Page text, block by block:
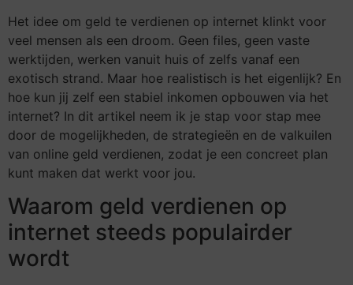
Het idee om geld te verdienen op internet klinkt voor
veel mensen als een droom. Geen files, geen vaste
werktijden, werken vanuit huis of zelfs vanaf een
exotisch strand. Maar hoe realistisch is het eigenlijk? En
hoe kun jij zelf een stabiel inkomen opbouwen via het
internet? In dit artikel neem ik je stap voor stap mee
door de mogelijkheden, de strategieën en de valkuilen
van online geld verdienen, zodat je een concreet plan
kunt maken dat werkt voor jou.
Waarom geld verdienen op
internet steeds populairder
wordt